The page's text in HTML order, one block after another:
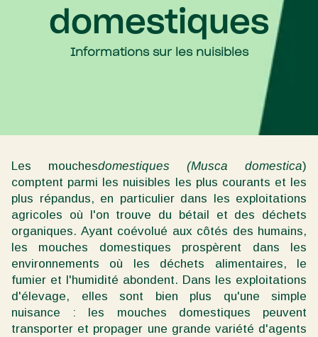
domestiques
Informations sur les nuisibles
Les mouchesdomestiques (Musca domestica)
comptent parmi les nuisibles les plus courants et les
plus répandus, en particulier dans les exploitations
agricoles où l'on trouve du bétail et des déchets
organiques. Ayant coévolué aux côtés des humains,
les mouches domestiques prospèrent dans les
environnements où les déchets alimentaires, le
fumier et l'humidité abondent. Dans les exploitations
d'élevage, elles sont bien plus qu'une simple
nuisance : les mouches domestiques peuvent
transporter et propager une grande variété d'agents